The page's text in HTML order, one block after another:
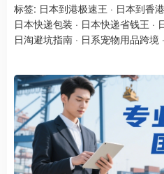
标签: 日本到港极速王 · 日本到香
日本快递包装 · 日本快递省钱王 ·
日淘避坑指南 · 日系宠物用品跨境 ·